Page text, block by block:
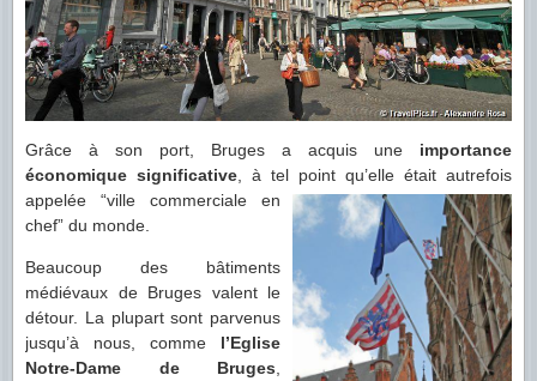
Grâce à son port, Bruges a acquis une importance
économique significative , à tel point qu’elle était autrefois
appelée “ville commerciale en
chef” du monde.
Beaucoup des bâtiments
médiévaux de Bruges valent le
détour. La plupart sont parvenus
jusqu’à nous, comme l’Eglise
Notre-Dame de Bruges